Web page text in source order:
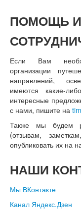
ПОМОЩЬ И
Если Вам
организации
направлений,
имеются какие-
интересные
с нами, пишите на
Также мы будем
(отзывам,
опубликовать их на
НАШИ
Мы ВКонтакте
Канал Яндекс.Дзен